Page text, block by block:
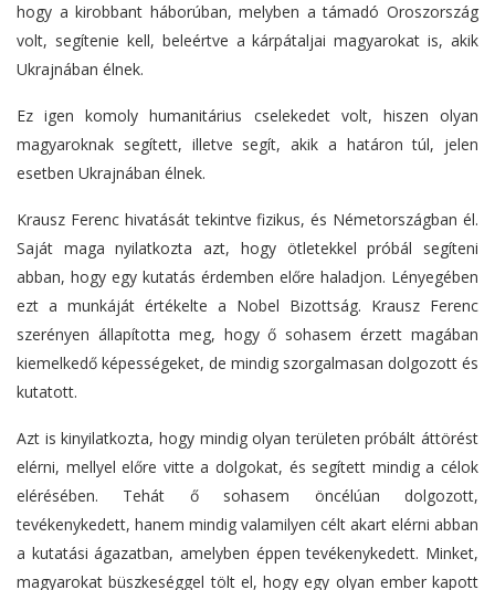
hogy a kirobbant háborúban, melyben a támadó Oroszország
volt, segítenie kell, beleértve a kárpátaljai magyarokat is, akik
Ukrajnában élnek.
Ez igen komoly humanitárius cselekedet volt, hiszen olyan
magyaroknak segített, illetve segít, akik a határon túl, jelen
esetben Ukrajnában élnek.
Krausz Ferenc hivatását tekintve fizikus, és Németországban él.
Saját maga nyilatkozta azt, hogy ötletekkel próbál segíteni
abban, hogy egy kutatás érdemben előre haladjon. Lényegében
ezt a munkáját értékelte a Nobel Bizottság. Krausz Ferenc
szerényen állapította meg, hogy ő sohasem érzett magában
kiemelkedő képességeket, de mindig szorgalmasan dolgozott és
kutatott.
Azt is kinyilatkozta, hogy mindig olyan területen próbált áttörést
elérni, mellyel előre vitte a dolgokat, és segített mindig a célok
elérésében. Tehát ő sohasem öncélúan dolgozott,
tevékenykedett, hanem mindig valamilyen célt akart elérni abban
a kutatási ágazatban, amelyben éppen tevékenykedett. Minket,
magyarokat büszkeséggel tölt el, hogy egy olyan ember kapott